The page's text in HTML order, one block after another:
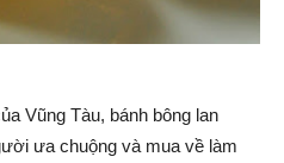
Vũng Tàu, bánh bông lan
ưa chuộng và mua về làm